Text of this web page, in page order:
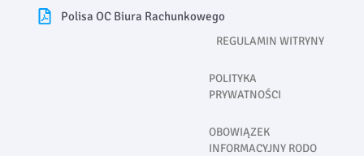
Polisa OC Biura Rachunkowego
REGULAMIN WITRYNY
POLITYKA
PRYWATNOŚCI
OBOWIĄZEK
INFORMACYJNY RODO